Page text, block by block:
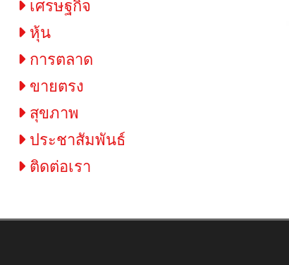
เศรษฐกิจ
หุ้น
การตลาด
ขายตรง
สุขภาพ
ประชาสัมพันธ์
ติดต่อเรา